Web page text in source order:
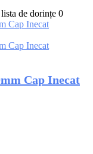
de dorințe 0
Cap Inecat